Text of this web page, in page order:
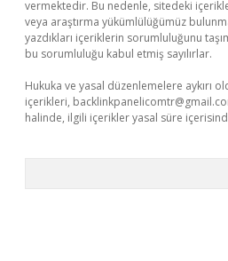
vermektedir. Bu nedenle, sitedeki
veya araştırma yükümlülüğümüz
yazdıkları içeriklerin sorumluluğunu
bu sorumluluğu kabul etmiş sayılırlar.
Hukuka ve yasal düzenlemelere aykırı
içerikleri,
halinde, ilgili içerikler yasal süre